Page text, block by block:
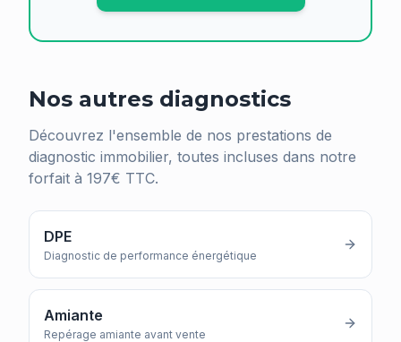
Nos autres diagnostics
Découvrez l'ensemble de nos prestations de
diagnostic immobilier, toutes incluses dans notre
forfait à 197€ TTC.
DPE
Diagnostic de performance énergétique
Amiante
Repérage amiante avant vente